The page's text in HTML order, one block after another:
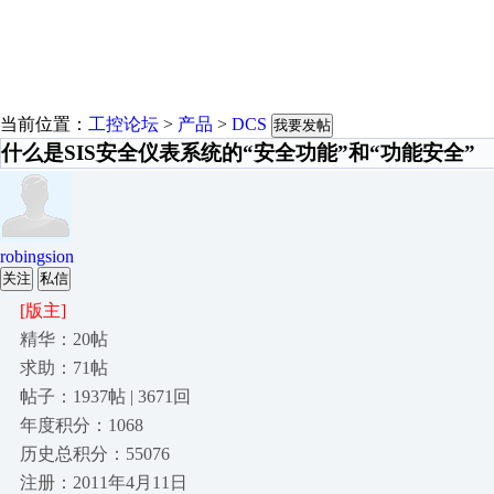
当前位置： 工控论坛 > 产品 > DCS 我要发帖
什么是SIS安全仪表系统的“安全功能”和“功能安全”
robingsion
关注 私信
[版主]
精华：20帖
求助：71帖
帖子：1937帖 | 3671回
年度积分：1068
历史总积分：55076
注册：2011年4月11日